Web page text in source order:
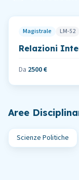
Magistrale LM-52
Relazioni
Da 2500 €
Aree
Scienze Politiche